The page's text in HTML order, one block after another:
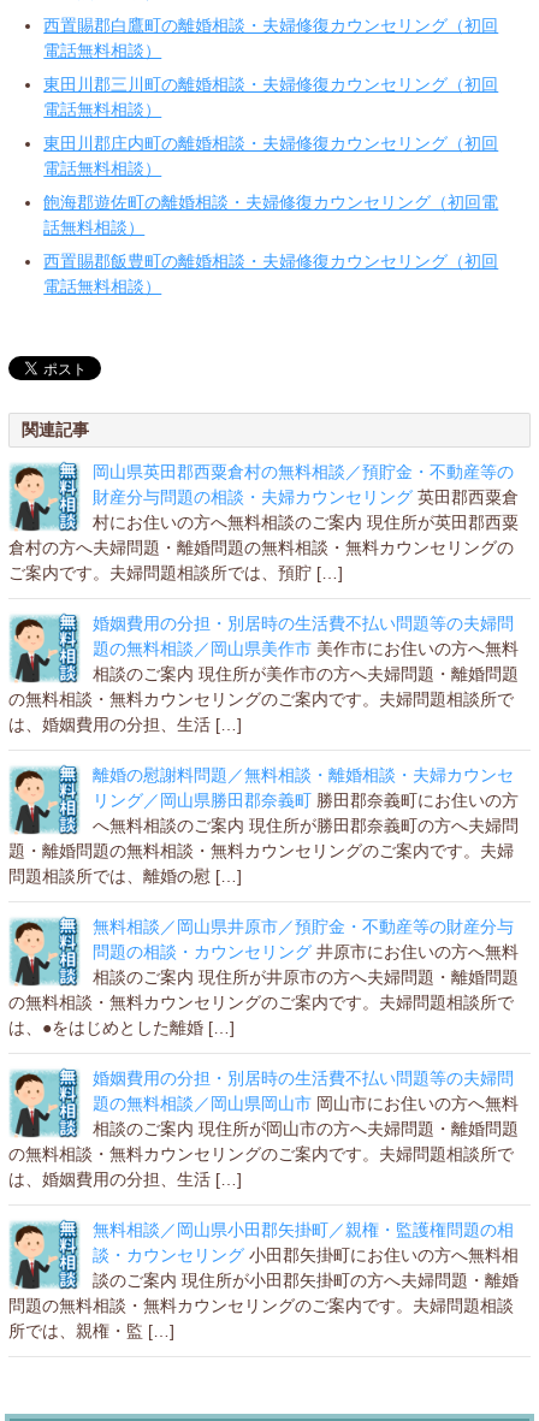
西置賜郡白鷹町の離婚相談・夫婦修復カウンセリング（初回
電話無料相談）
東田川郡三川町の離婚相談・夫婦修復カウンセリング（初回
電話無料相談）
東田川郡庄内町の離婚相談・夫婦修復カウンセリング（初回
電話無料相談）
飽海郡遊佐町の離婚相談・夫婦修復カウンセリング（初回電
話無料相談）
西置賜郡飯豊町の離婚相談・夫婦修復カウンセリング（初回
電話無料相談）
関連記事
岡山県英田郡西粟倉村の無料相談／預貯金・不動産等の
財産分与問題の相談・夫婦カウンセリング 英田郡西粟倉
村にお住いの方へ無料相談のご案内 現住所が英田郡西粟
倉村の方へ夫婦問題・離婚問題の無料相談・無料カウンセリングの
ご案内です。夫婦問題相談所では、預貯 […]
婚姻費用の分担・別居時の生活費不払い問題等の夫婦問
題の無料相談／岡山県美作市 美作市にお住いの方へ無料
相談のご案内 現住所が美作市の方へ夫婦問題・離婚問題
の無料相談・無料カウンセリングのご案内です。夫婦問題相談所で
は、婚姻費用の分担、生活 […]
離婚の慰謝料問題／無料相談・離婚相談・夫婦カウンセ
リング／岡山県勝田郡奈義町 勝田郡奈義町にお住いの方
へ無料相談のご案内 現住所が勝田郡奈義町の方へ夫婦問
題・離婚問題の無料相談・無料カウンセリングのご案内です。夫婦
問題相談所では、離婚の慰 […]
無料相談／岡山県井原市／預貯金・不動産等の財産分与
問題の相談・カウンセリング 井原市にお住いの方へ無料
相談のご案内 現住所が井原市の方へ夫婦問題・離婚問題
の無料相談・無料カウンセリングのご案内です。夫婦問題相談所で
は、●をはじめとした離婚 […]
婚姻費用の分担・別居時の生活費不払い問題等の夫婦問
題の無料相談／岡山県岡山市 岡山市にお住いの方へ無料
相談のご案内 現住所が岡山市の方へ夫婦問題・離婚問題
の無料相談・無料カウンセリングのご案内です。夫婦問題相談所で
は、婚姻費用の分担、生活 […]
無料相談／岡山県小田郡矢掛町／親権・監護権問題の相
談・カウンセリング 小田郡矢掛町にお住いの方へ無料相
談のご案内 現住所が小田郡矢掛町の方へ夫婦問題・離婚
問題の無料相談・無料カウンセリングのご案内です。夫婦問題相談
所では、親権・監 […]